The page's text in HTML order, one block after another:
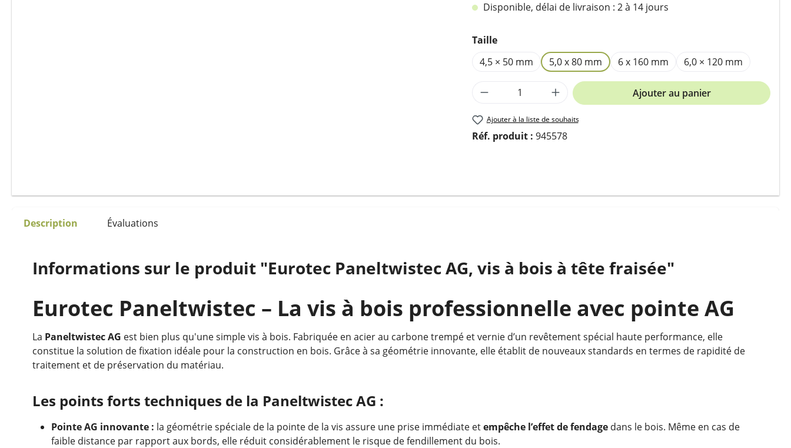
Disponible, délai de livraison : 2 à 14 jours
Sélectionnez
Taille
4,5 × 50 mm
5,0 x 80 mm 6 x 160 mm 6,0 × 120 mm
Quantité de produit : Entrez la quantité
Ajouter au panier
Ajouter à la liste de souhaits
Réf. produit : 945578
Description Évaluations
Informations sur le produit "Eurotec Paneltwistec AG, vis à bois à tête fraisée"
Eurotec Paneltwistec – La vis à bois professionnelle avec pointe AG
La Paneltwistec AG est bien plus qu'une simple vis à bois. Fabriquée en acier au carbone trempé et vernie d’un revêtement spécial haute performance, elle
constitue la solution de fixation idéale pour la construction en bois. Grâce à sa géométrie innovante, elle établit de nouveaux standards en termes de rapidité de
traitement et de préservation du matériau.
Les points forts techniques de la Paneltwistec AG :
Pointe AG innovante : la géométrie spéciale de la pointe de la vis assure une prise immédiate etempêche l’effet de fendage dans le bois. Même en cas de
faible distance par rapport aux bords, elle réduit considérablement le risque de fendillement du bois.